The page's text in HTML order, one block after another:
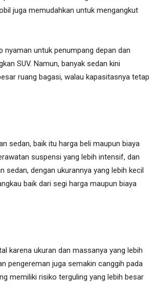
juga memudahkan untuk mengangkut
nyaman untuk penumpang depan dan
SUV. Namun, banyak sedan kini
ruang bagasi, walau kapasitasnya tetap
sedan, baik itu harga beli maupun biaya
suspensi yang lebih intensif, dan
sedan, dengan ukurannya yang lebih kecil
baik dari segi harga maupun biaya
karena ukuran dan massanya yang lebih
pengereman juga semakin canggih pada
memiliki risiko terguling yang lebih besar